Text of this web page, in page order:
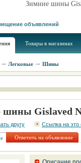
Зимние шины
объявлений
Товары в магазинах
Легковые Шины
Gislaved
другу Ссылка на это
Ответить на объявление